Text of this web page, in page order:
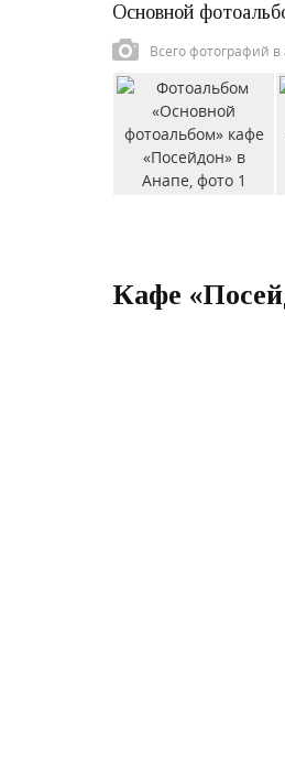
Основной
Всего фотографий в
Кафе